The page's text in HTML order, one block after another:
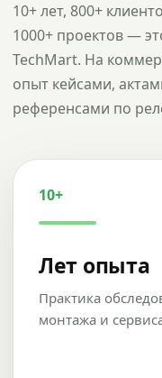
10+ лет, 800+
1000+ проектов —
TechMart. На
опыт кейсами,
референсами по
10+
Лет опыта
Практика
монтажа и